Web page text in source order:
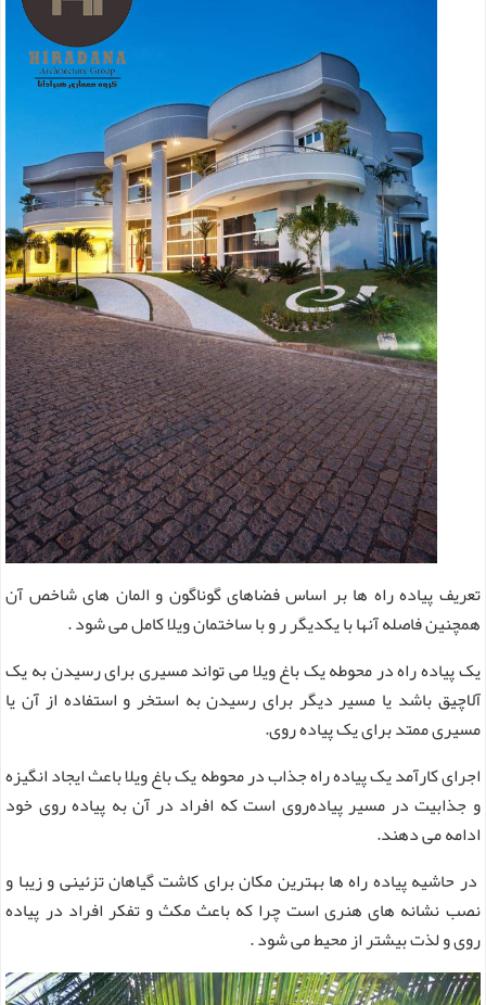
تعریف پیاده راه ها بر اساس فضاهای گوناگون و المان ‌های شاخص آن
همچنین فاصله آنها با یکدیگر ر و با ساختمان ویلا کامل می شود .
یک پیاده راه در محوطه یک باغ ویلا می تواند مسیری برای رسیدن به یک
آلاچیق باشد یا مسیر دیگر برای رسیدن به استخر و استفاده از آن یا
مسیری ممتد برای یک پیاده روی.
اجرای کارآمد یک پیاده راه جذاب در محوطه یک باغ ویلا باعث ایجاد انگیزه
و جذابیت در مسیر پیاده‌روی است که افراد در آن به پیاده روی خود
ادامه می دهند.
در حاشیه پیاده راه ها بهترین مکان برای کاشت گیاهان تزئینی و زیبا و
نصب نشانه های هنری است چرا که باعث مکث و تفکر افراد در پیاده
روی و لذت بیشتر از محیط می شود .